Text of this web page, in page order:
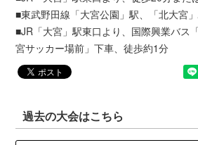
■東武野田線「大宮公園」駅、「北大宮
■JR「大宮」駅東口より、国際興業バス
宮サッカー場前」下車、徒歩約1分
過去の大会はこちら